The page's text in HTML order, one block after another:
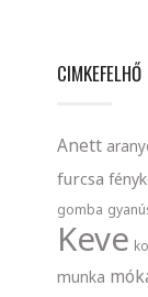
CIMKEFELHŐ
Anett
furcsa
gomba
Keve
munka